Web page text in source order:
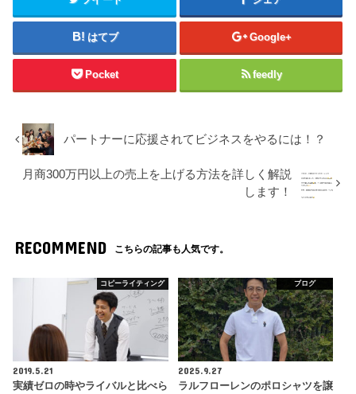
はてブ Google+
Pocket feedly
パートナーに応援されてビジネスをやるには！？
月商300万円以上の売上を上げる方法を詳しく解説
します！
RECOMMEND こちらの記事も人気です。
コピーライティング
2019.5.21
実績ゼロの時やライバルと比べら
ブログ
2025.9.27
ラルフローレンのポロシャツを譲